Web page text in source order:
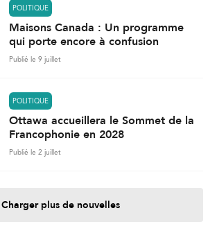
POLITIQUE
Maisons Canada : Un programme
qui porte encore à confusion
Publié le 9 juillet
POLITIQUE
Ottawa accueillera le Sommet de la
Francophonie en 2028
Publié le 2 juillet
Charger plus de nouvelles